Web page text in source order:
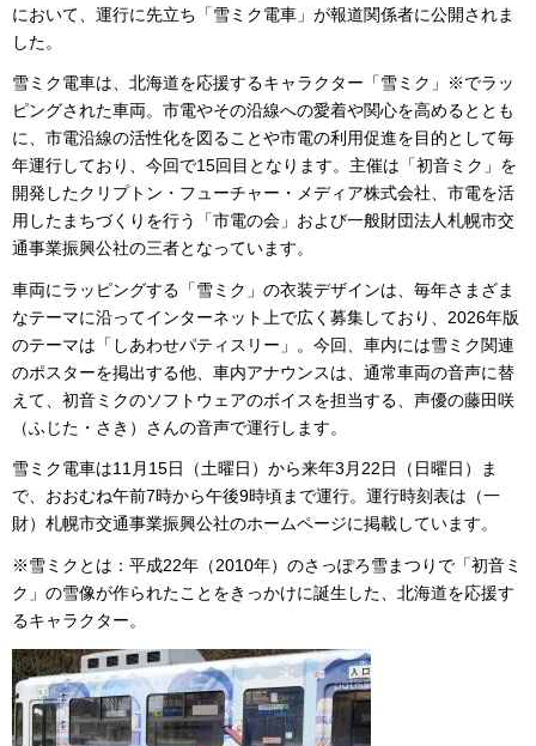
において、運行に先立ち「雪ミク電車」が報道関係者に公開されま
した。
雪ミク電車は、北海道を応援するキャラクター「雪ミク」※でラッ
ピングされた車両。市電やその沿線への愛着や関心を高めるととも
に、市電沿線の活性化を図ることや市電の利用促進を目的として毎
年運行しており、今回で15回目となります。主催は「初音ミク」を
開発したクリプトン・フューチャー・メディア株式会社、市電を活
用したまちづくりを行う「市電の会」および一般財団法人札幌市交
通事業振興公社の三者となっています。
車両にラッピングする「雪ミク」の衣装デザインは、毎年さまざま
なテーマに沿ってインターネット上で広く募集しており、2026年版
のテーマは「しあわせパティスリー」。今回、車内には雪ミク関連
のポスターを掲出する他、車内アナウンスは、通常車両の音声に替
えて、初音ミクのソフトウェアのボイスを担当する、声優の藤田咲
（ふじた・さき）さんの音声で運行します。
雪ミク電車は11月15日（土曜日）から来年3月22日（日曜日）ま
で、おおむね午前7時から午後9時頃まで運行。運行時刻表は（一
財）札幌市交通事業振興公社のホームページに掲載しています。
※雪ミクとは：平成22年（2010年）のさっぽろ雪まつりで「初音ミ
ク」の雪像が作られたことをきっかけに誕生した、北海道を応援す
るキャラクター。